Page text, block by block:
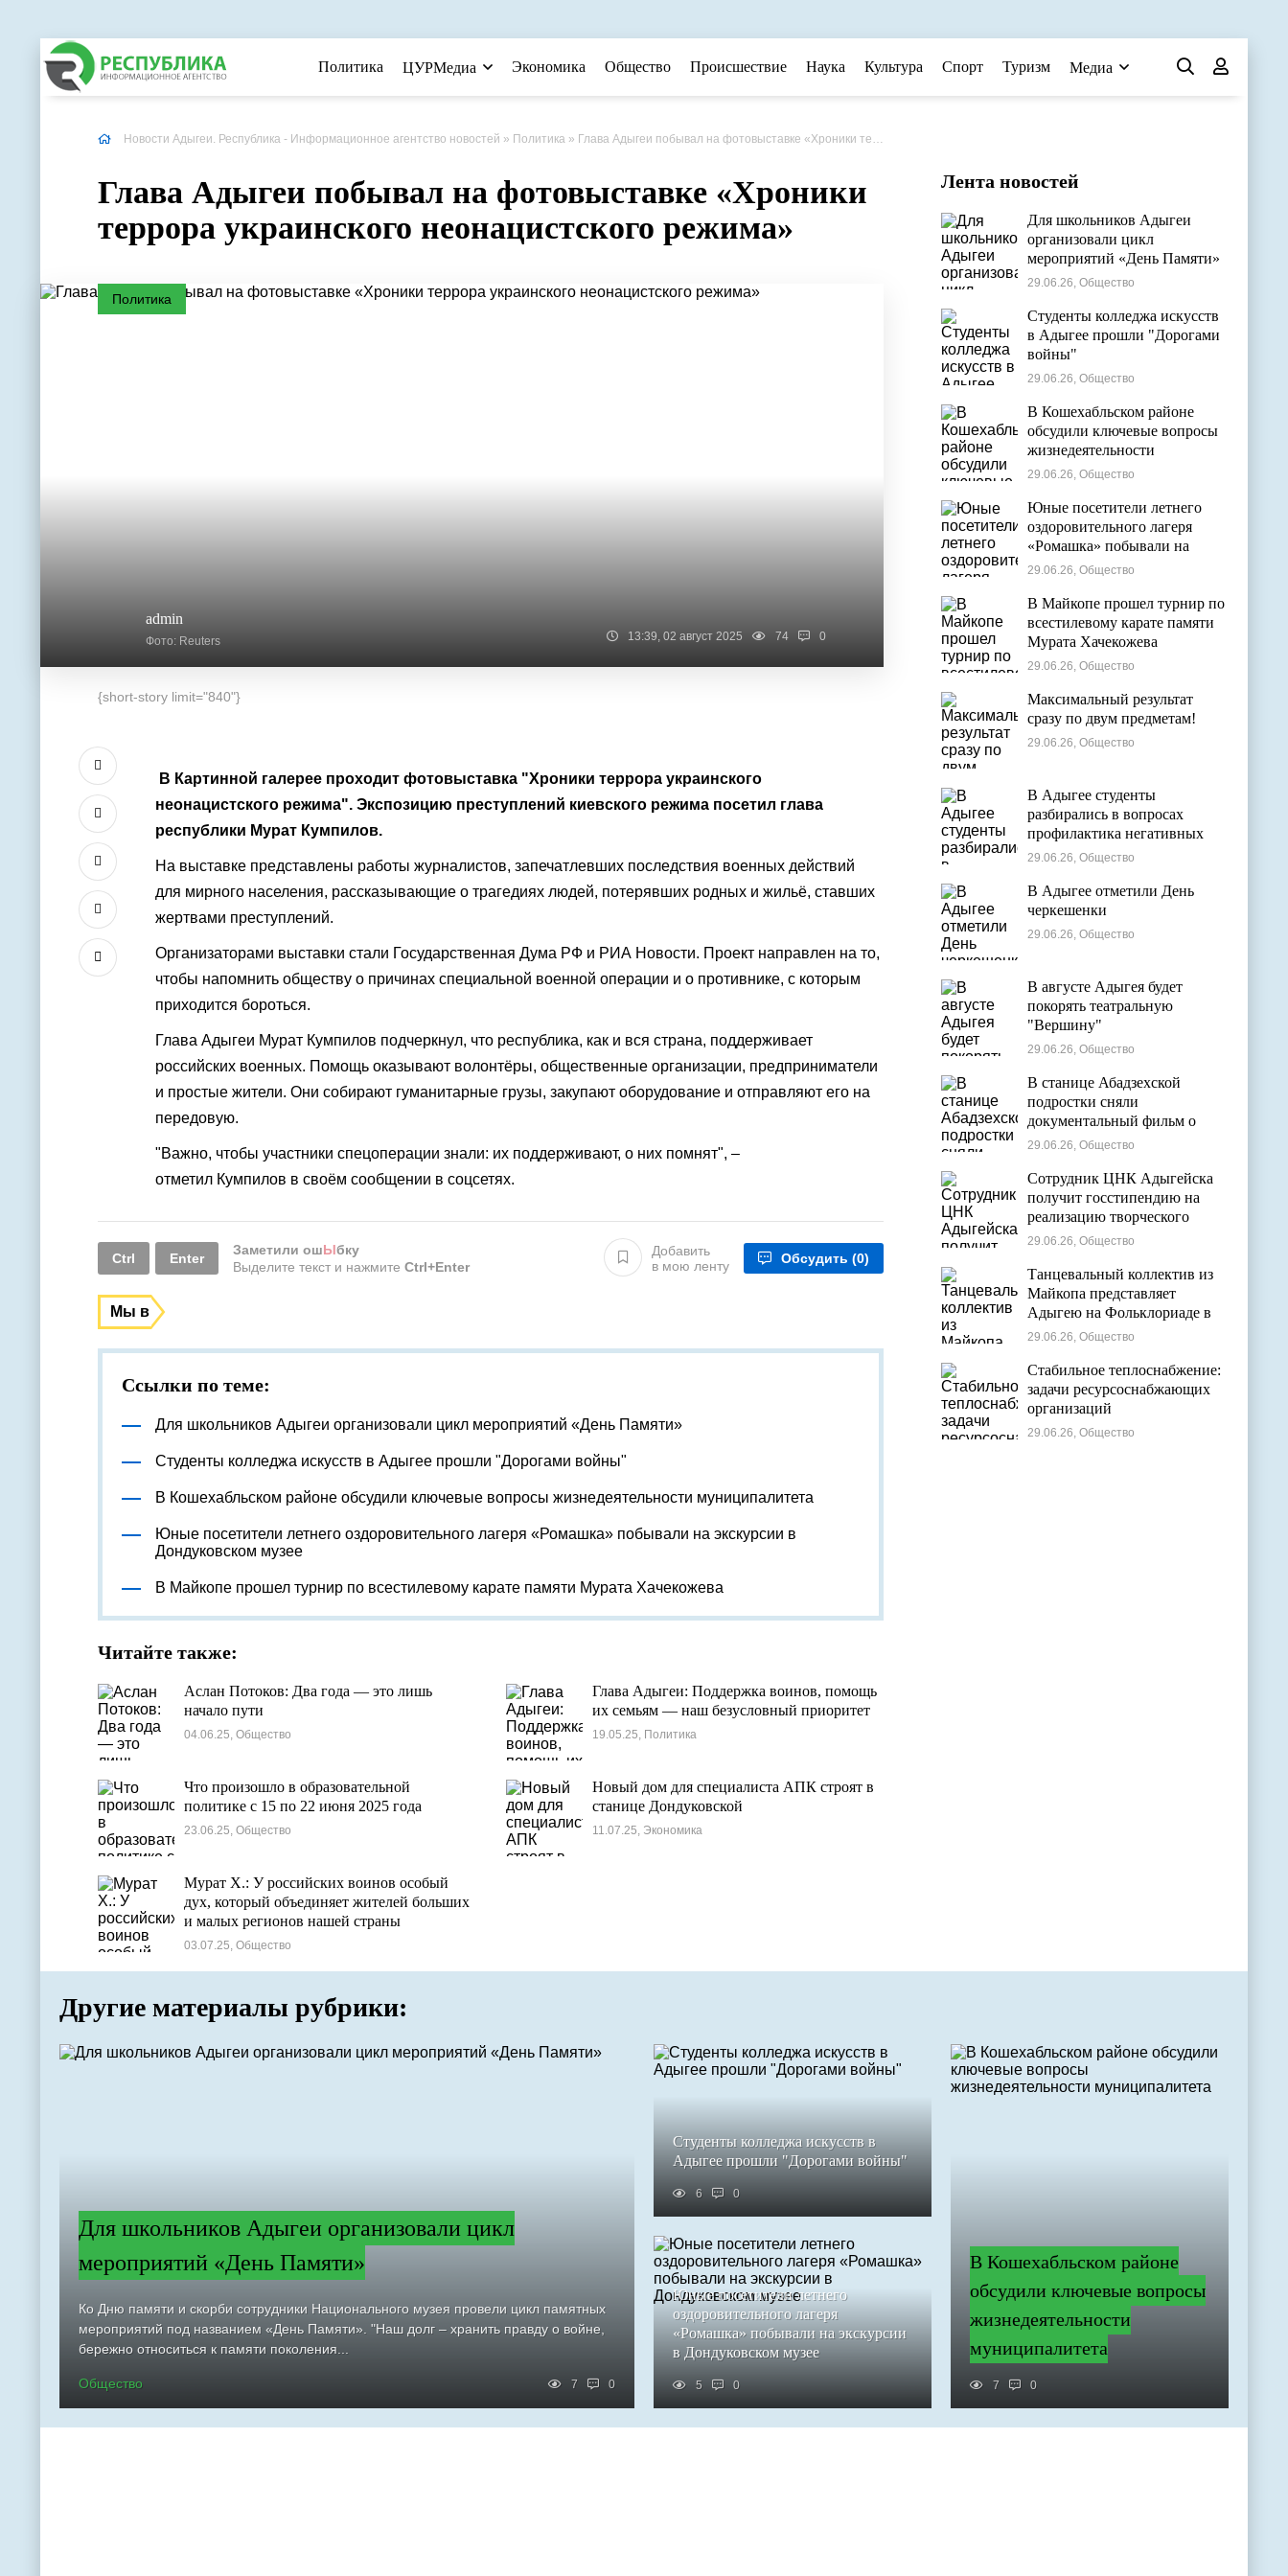
Политика ЦУРМедиа Экономика Общество Происшествие Наука Культура Спорт Туризм Медиа
Новости Адыгеи. Республика - Информационное агентство новостей » Политика » Глава Адыгеи побывал на фотовыставке «Хроники террора украинского неонацистского режима»
Глава Адыгеи побывал на фотовыставке «Хроники
террора украинского неонацистского режима»
Политика
admin
Фото: Reuters 13:39, 02 август 2025 74 0
{short-story limit="840"}
В Картинной галерее проходит фотовыставка "Хроники террора украинского
неонацистского режима". Экспозицию преступлений киевского режима посетил глава
республики Мурат Кумпилов.
На выставке представлены работы журналистов, запечатлевших последствия военных действий
для мирного населения, рассказывающие о трагедиях людей, потерявших родных и жильё, ставших
жертвами преступлений.
Организаторами выставки стали Государственная Дума РФ и РИА Новости. Проект направлен на то,
чтобы напомнить обществу о причинах специальной военной операции и о противнике, с которым
приходится бороться.
Глава Адыгеи Мурат Кумпилов подчеркнул, что республика, как и вся страна, поддерживает
российских военных. Помощь оказывают волонтёры, общественные организации, предприниматели
и простые жители. Они собирают гуманитарные грузы, закупают оборудование и отправляют его на
передовую.
"Важно, чтобы участники спецоперации знали: их поддерживают, о них помнят", –
отметил Кумпилов в своём сообщении в соцсетях.
Ctrl Enter
Заметили ошЫбку
Выделите текст и нажмите Ctrl+Enter
Добавить
в мою ленту
Обсудить (0)
Мы в
Ссылки по теме:
Для школьников Адыгеи организовали цикл мероприятий «День Памяти»
Студенты колледжа искусств в Адыгее прошли "Дорогами войны"
В Кошехабльском районе обсудили ключевые вопросы жизнедеятельности муниципалитета
Юные посетители летнего оздоровительного лагеря «Ромашка» побывали на экскурсии в
Дондуковском музее
В Майкопе прошел турнир по всестилевому карате памяти Мурата Хачекожева
Читайте также:
Аслан Потоков: Два года — это лишь
начало пути
04.06.25, Общество
Глава Адыгеи: Поддержка воинов, помощь
их семьям — наш безусловный приоритет
19.05.25, Политика
Что произошло в образовательной
политике с 15 по 22 июня 2025 года
23.06.25, Общество
Новый дом для специалиста АПК строят в
станице Дондуковской
11.07.25, Экономика
Мурат Х.: У российских воинов особый
дух, который объединяет жителей больших
и малых регионов нашей страны
03.07.25, Общество
Лента новостей
Для школьников Адыгеи
организовали цикл
мероприятий «День Памяти»
29.06.26, Общество
Студенты колледжа искусств
в Адыгее прошли "Дорогами
войны"
29.06.26, Общество
В Кошехабльском районе
обсудили ключевые вопросы
жизнедеятельности
муниципалитета
29.06.26, Общество
Юные посетители летнего
оздоровительного лагеря
«Ромашка» побывали на
экскурсии в Дондуковском
29.06.26, Общество
В Майкопе прошел турнир по
всестилевому карате памяти
Мурата Хачекожева
29.06.26, Общество
Максимальный результат
сразу по двум предметам!
29.06.26, Общество
В Адыгее студенты
разбирались в вопросах
профилактика негативных
явлений в молодежной среде
29.06.26, Общество
В Адыгее отметили День
черкешенки
29.06.26, Общество
В августе Адыгея будет
покорять театральную
"Вершину"
29.06.26, Общество
В станице Абадзехской
подростки сняли
документальный фильм о
цирковой студии
29.06.26, Общество
Сотрудник ЦНК Адыгейска
получит госстипендию на
реализацию творческого
проекта в области
29.06.26, Общество
Танцевальный коллектив из
Майкопа представляет
Адыгею на Фольклориаде в
Уфе
29.06.26, Общество
Стабильное теплоснабжение:
задачи ресурсоснабжающих
организаций
29.06.26, Общество
Другие материалы рубрики:
Для школьников Адыгеи организовали цикл
мероприятий «День Памяти»
Ко Дню памяти и скорби сотрудники Национального музея провели цикл памятных
мероприятий под названием «День Памяти». "Наш долг – хранить правду о войне,
бережно относиться к памяти поколения...
Общество 7 0
Студенты колледжа искусств в
Адыгее прошли "Дорогами войны"
6 0
В Кошехабльском районе
обсудили ключевые вопросы
жизнедеятельности
муниципалитета
7 0
Юные посетители летнего
оздоровительного лагеря
«Ромашка» побывали на экскурсии
в Дондуковском музее
5 0